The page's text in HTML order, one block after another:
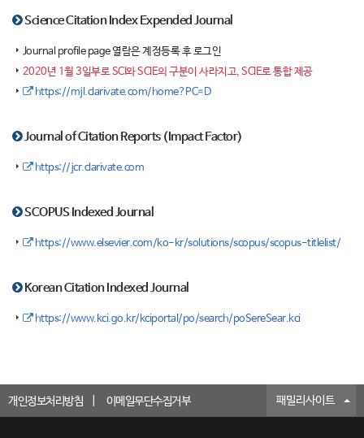
Science Citation Index Expended Journal
Journal profile page 열람은 계정등록 후 로그인
2020년 1월 3일부로 SCI와 SCIE의 구분이 사라지고, SCIE로 통합 제공
https://mjl.clarivate.com/home?PC=D
Journal of Citation Reports (Impact Factor)
https://jcr.clarivate.com
SCOPUS Indexed Journal
https://www.elsevier.com/ko-kr/solutions/scopus/scopus-titlelist/
Korean Citation Indexed Journal
https://www.kci.go.kr/kciportal/po/search/poSereSear.kci
개인정보처리방침 이메일무단수집거부 패밀리사이트